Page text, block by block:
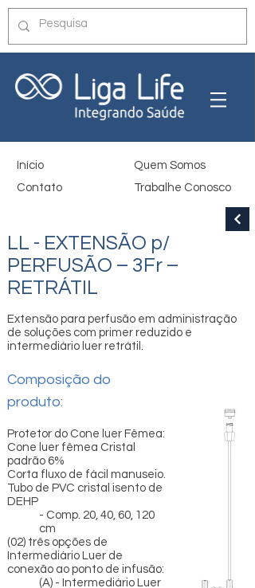
Início
Contato
Quem Somos
Trabalhe Conosco
LL - EXTENSÃO p/
PERFUSÃO – 3Fr –
RETRÁTIL
Extensão para perfusão em administração
de soluções com primer reduzido e
intermediário luer retrátil.
Composição do
produto:
Protetor do Cone luer Fêmea:
Cone luer fêmea Cristal
padrão 6%
Corta fluxo de fácil manuseio.
Tubo de PVC cristal isento de
DEHP
- Comp. 20, 40, 60, 120
cm
(02) três opções de
Intermediário Luer de
conexão ao ponto de infusão:
(A) - Intermediário Luer